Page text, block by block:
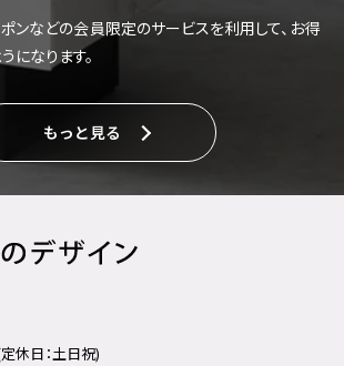
ンなどの会員限定のサービスを利用して、お得
になります。
もっと見る
休日：土日祝)